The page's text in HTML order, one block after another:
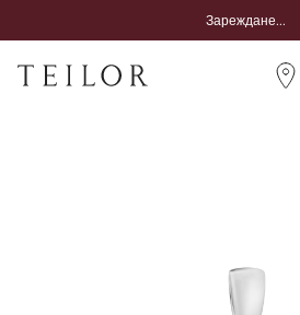
Зареждане...